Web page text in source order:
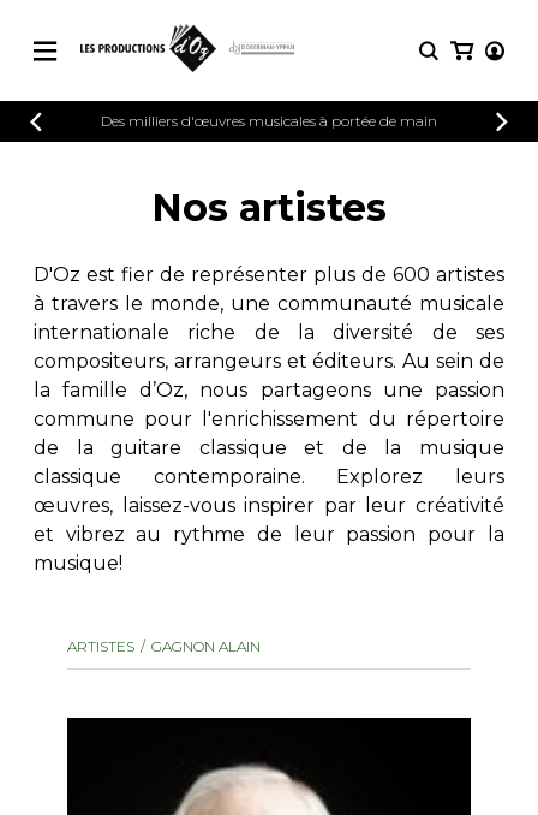
CATALOGUE
riche en œuvres originales et en
arrangements de qualité.
PARTITIONS POUR GUITARE
PARTITIONS POUR AUTRES
INSTRUMENTS
PARTITIONS POUR ENSEMBLES
CONNEXION
INSCRIPTION
Des milliers d'œuvres musicales à portée de main
riche en œuvres originales et en
arrangements de qualité.
2 guitares
3 guitares
4 guitares
5 guitares et plus
Ensemble de
Orchestre de guitares
Concerto pour
Guitare et un autre
Musique de chambre
Nos artistes
D'Oz est fier de représenter plus de 600 artistes
à travers le monde, une communauté musicale
internationale riche de la diversité de ses
compositeurs, arrangeurs et éditeurs. Au sein de
la famille d’Oz, nous partageons une passion
commune pour l'enrichissement du répertoire
de la guitare classique et de la musique
classique contemporaine. Explorez leurs
œuvres, laissez-vous inspirer par leur créativité
et vibrez au rythme de leur passion pour la
musique!
ARTISTES GAGNON ALAIN